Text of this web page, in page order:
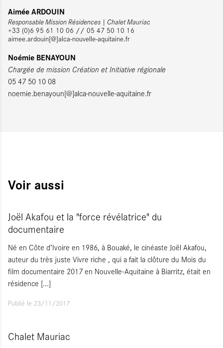
Aimée ARDOUIN
Responsable Mission Résidences | Chalet Mauriac
+33 (0)6 95 61 10 06 // 05 47 50 10 16
aimee.ardouin[@]alca-nouvelle-aquitaine.fr
Noémie BENAYOUN
Chargée de mission Création et Initiative régionale
05 47 50 10 08
noemie.benayoun[@]alca-nouvelle-aquitaine.fr
Voir aussi
Joël Akafou et la "force révélatrice" du
documentaire
Né en Côte d’Ivoire en 1986, à Bouaké, le cinéaste Joël Akafou,
auteur du très juste Vivre riche , qui a fait la clôture du Mois du
film documentaire 2017 en Nouvelle-Aquitaine à Biarritz, était en
résidence [...]
Publié le 23/11/2017
Chalet Mauriac